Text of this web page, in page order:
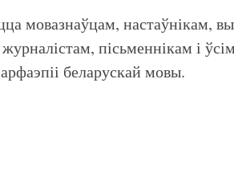
мовазнаўцам, настаўнікам,
пісьменнікам і
беларускай мовы.